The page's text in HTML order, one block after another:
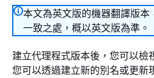
本文為英文版的機器翻譯版
一致之處，概以英文版為準。
建立代理程式版本後，您可以檢
您可以透過建立新的別名或更新